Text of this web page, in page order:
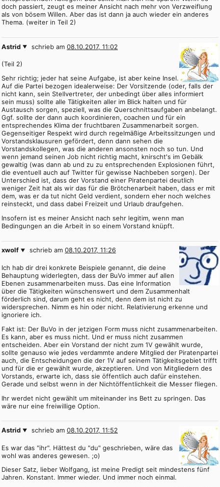
doch passiert, zeugt es meiner Ansicht nach mehr von Verzweiflung
als von bösem Willen. Aber das ist dann ja auch wieder ein anderes
Thema. (weiter in Teil 2)
Astrid schrieb am 08.10.2017, 11:02
(Teil 2)
Sehr richtig; jeder hat seine Aufgabe, ist aber keine Insel.
Auf die Partei bezogen idealerweise: Der Vorsitzende (oder, falls der
nicht kann, sein Stellvertreter, der unbedingt über alles informiert
sein muss) sollte alle Tätigkeiten aller im Blick halten und für
Austausch sorgen, speziell, was die Querschnittsaufgaben anbelangt.
Ggf. sollte der dann auch koordinieren, coachen und für ein
entsprechendes Klima der fruchtbaren Zusammenarbeit sorgen.
Gegenseitiger Respekt wird durch regelmäßige Arbeitssitzungen und
Vorstandsklausuren gefördert, denn dann sehen die
Vorstandskollegen, was die anderen ansonsten noch so tun. Und
wenn jemand seinen Job nicht richtig macht, knirscht's im Gebälk
gewaltig (was dann ab und zu zu entsprechenden Explosionen führt,
die eventuell auch auf Twitter für gewisse Nachbeben sorgen). Der
Unterschied ist, dass der Vorstand einer Piratenpartei deutlich
weniger Zeit hat als wir das für die Brötchenarbeit haben, dass er mit
dem, was er da tut nicht Geld verdient, sondern eher noch welches
reinsteckt, und dass dabei Freizeit und Urlaub draufgehen.
Insofern ist es meiner Ansicht nach sehr legitim, wenn man
Bedingungen an die Arbeit in so einem Vorstand knüpft.
xwolf schrieb am 08.10.2017, 11:26
Ich hab dir drei konkrete Beispiele genannt, die deine
Behauptung widerlegten, dass der BuVo immer auf allen
Ebenen zusammenarbeiten muss. Das eine Information
über die Tätigkeiten wünschenswert und dem Zusammenhalt
förderlich sind, darum geht es nicht, denn dem ist nicht zu
widersprechen. Nimm es hin oder nicht. Relativierung erkenne und
ignoriere ich.
Fakt ist: Der BuVo in der jetzigen Form muss nicht zusammenarbeiten.
Es kann, aber es muss nicht. Und er muss nicht zusammen
entscheiden. Aber ein Vorstand der nicht zum 1V gewählt wurde,
sollte genauso wie jedes verdammte andere Mitglied der Piratenpartei
auch, die Entscheidungen die der 1V auf seinem Tätigkeitsgebiet trifft
und für die er gewählt wurde, akzeptieren. Und von Mitgliedern des
Vorstands, erwarte ich, dass sie öffentlich auch dafür einstehen.
Gerade und selbst wenn in der Nichtöffentlichkeit die Messer fliegen.
Ihr werdet nicht gewählt um miteinander ins Bett zu springen. Das
wäre nur eine freiwillige Option.
Astrid schrieb am 08.10.2017, 11:52
Es war das "ihr". Hättest du "du" geschrieben, wäre das
wohl was anderes gewesen. ;o)
Dieser Satz, lieber Wolfgang, ist meine Predigt seit mindestens fünf
Jahren. Konstant. Immer wieder. Und immer noch einmal.